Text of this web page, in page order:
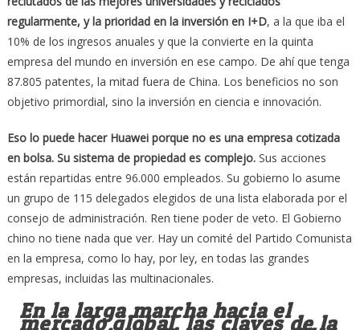
regularmente, y la prioridad en la inversión en I+D, a la que iba el
10% de los ingresos anuales y que la convierte en la quinta
empresa del mundo en inversión en ese campo. De ahí que tenga
87.805 patentes, la mitad fuera de China. Los beneficios no son
objetivo primordial, sino la inversión en ciencia e innovación.
Eso lo puede hacer Huawei porque no es una empresa co­tizada
en bolsa. Su sis­tema de propiedad es complejo.Sus acciones
están repartidas entre 96.000 empleados. Su gobierno lo asume
un grupo de 115 delegados elegidos de una lista elaborada por el
consejo de administración. Ren tiene poder de veto. El Gobierno
chino no tiene nada que ver. Hay un comité del Partido Comunista
en la empresa, como lo hay, por ley, en todas las grandes
empresas, incluidas las multinacionales.
En la larga marcha hacia el
mercado global, las claves de la